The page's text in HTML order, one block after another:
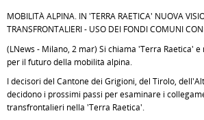
MOBILITÀ ALPINA. IN 'TERRA RAETICA' NUOVA
TRANSFRONTALIERI - USO DEI FONDI COMUNI
(LNews - Milano, 2 mar) Si chiama 'Terra Raetica'
per il futuro della mobilità alpina.
I decisori del Cantone dei Grigioni, del Tirolo,
decidono i prossimi passi per esaminare i
transfrontalieri nella 'Terra Raetica'.